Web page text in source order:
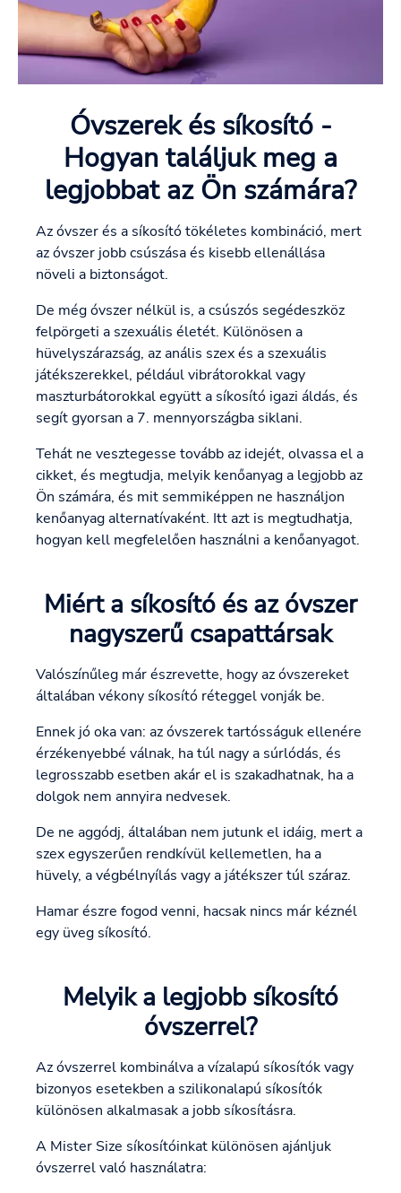
Óvszerek és síkosító -
Hogyan találjuk meg a
legjobbat az Ön számára?
Az óvszer és a síkosító tökéletes kombináció, mert
az óvszer jobb csúszása és kisebb ellenállása
növeli a biztonságot.
De még óvszer nélkül is, a csúszós segédeszköz
felpörgeti a szexuális életét. Különösen a
hüvelyszárazság, az anális szex és a szexuális
játékszerekkel, például vibrátorokkal vagy
maszturbátorokkal együtt a síkosító igazi áldás, és
segít gyorsan a 7. mennyországba siklani.
Tehát ne vesztegesse tovább az idejét, olvassa el a
cikket, és megtudja, melyik kenőanyag a legjobb az
Ön számára, és mit semmiképpen ne használjon
kenőanyag alternatívaként. Itt azt is megtudhatja,
hogyan kell megfelelően használni a kenőanyagot.
Miért a síkosító és az óvszer
nagyszerű csapattársak
Valószínűleg már észrevette, hogy az óvszereket
általában vékony síkosító réteggel vonják be.
Ennek jó oka van: az óvszerek tartósságuk ellenére
érzékenyebbé válnak, ha túl nagy a súrlódás, és
legrosszabb esetben akár el is szakadhatnak, ha a
dolgok nem annyira nedvesek.
De ne aggódj, általában nem jutunk el idáig, mert a
szex egyszerűen rendkívül kellemetlen, ha a
hüvely, a végbélnyílás vagy a játékszer túl száraz.
Hamar észre fogod venni, hacsak nincs már kéznél
egy üveg síkosító.
Melyik a legjobb síkosító
óvszerrel?
Az óvszerrel kombinálva a vízalapú síkosítók vagy
bizonyos esetekben a szilikonalapú síkosítók
különösen alkalmasak a jobb síkosításra.
A Mister Size síkosítóinkat különösen ajánljuk
óvszerrel való használatra: